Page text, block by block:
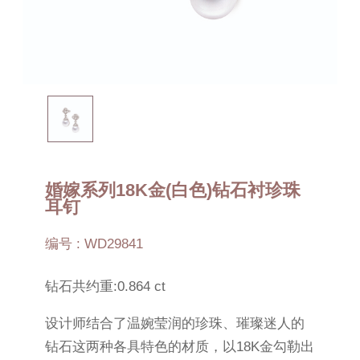
婚嫁系列18K金(白色)钻石衬珍珠
耳钉
编号 : WD29841
钻石共约重:0.864 ct
设计师结合了温婉莹润的珍珠、璀璨迷人的
钻石这两种各具特色的材质，以18K金勾勒出